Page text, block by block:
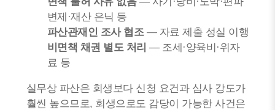
변제·재산 은닉 등
파산관재인 조사 협조 — 자료 제출 성실 이행
비면책 채권 별도 처리 — 조세·양육비·위자
료 등
실무상 파산은 회생보다 신청 요건과 심사 강도가
훨씬 높으므로, 회생으로도 감당이 가능한 사건은